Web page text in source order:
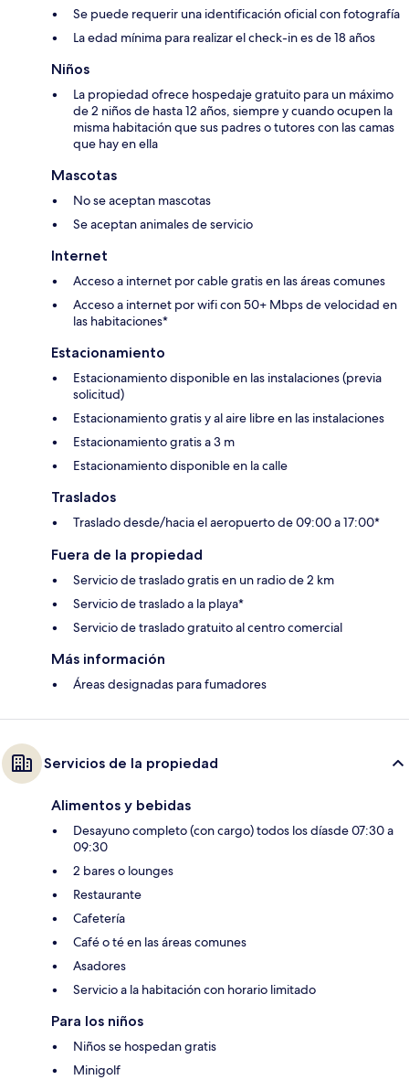
Se puede requerir una identificación oficial con fotografía
La edad mínima para realizar el check-in es de 18 años
Niños
La propiedad ofrece hospedaje gratuito para un máximo
de 2 niños de hasta 12 años, siempre y cuando ocupen la
misma habitación que sus padres o tutores con las camas
que hay en ella
Mascotas
No se aceptan mascotas
Se aceptan animales de servicio
Internet
Acceso a internet por cable gratis en las áreas comunes
Acceso a internet por wifi con 50+ Mbps de velocidad en
las habitaciones*
Estacionamiento
Estacionamiento disponible en las instalaciones (previa
solicitud)
Estacionamiento gratis y al aire libre en las instalaciones
Estacionamiento gratis a 3 m
Estacionamiento disponible en la calle
Traslados
Traslado desde/hacia el aeropuerto de 09:00 a 17:00*
Fuera de la propiedad
Servicio de traslado gratis en un radio de 2 km
Servicio de traslado a la playa*
Servicio de traslado gratuito al centro comercial
Más información
Áreas designadas para fumadores
Servicios de la propiedad
Alimentos y bebidas
Desayuno completo (con cargo) todos los díasde 07:30 a
09:30
2 bares o lounges
Restaurante
Cafetería
Café o té en las áreas comunes
Asadores
Servicio a la habitación con horario limitado
Para los niños
Niños se hospedan gratis
Minigolf